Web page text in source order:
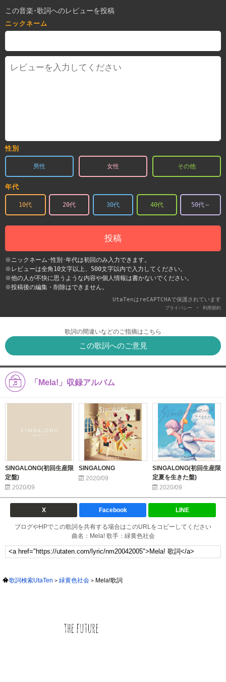
この音楽･歌詞へのレビューを投稿
ニックネーム
性別
男性 女性 その他
年代
10代 20代 30代 40代 50代～
投稿
※ニックネーム･性別･年代は初回のみ入力できます。
※レビューは全角10文字以上、500文字以内で入力してください。
※他の人が不快に思うような内容や個人情報は書かないでください。
※投稿後の編集・削除はできません。
UtaTenはreCAPTCHAで保護されています
プライバシー - 利用契約
歌詞の間違いなどのご指摘はこちら
この歌詞へのご意見
「Mela!」収録アルバム
SINGALONG(初回生産限
定盤)
2020/09
SINGALONG
2020/09
SINGALONG(初回生産限
定夏を生きた盤)
2020/09
X Facebook LINE
ブログやHPでこの歌詞を共有する場合はこのURLをコピーしてください
曲名：Mela! 歌手：緑黄色社会
歌詞検索UtaTen 緑黄色社会 Mela!歌詞